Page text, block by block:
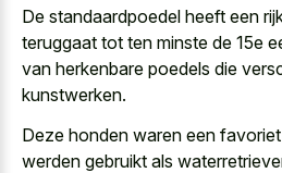
De standaardpoedel heeft een
teruggaat tot ten minste de 15e
van herkenbare poedels die
kunstwerken.
Deze honden waren een
werden gebruikt als